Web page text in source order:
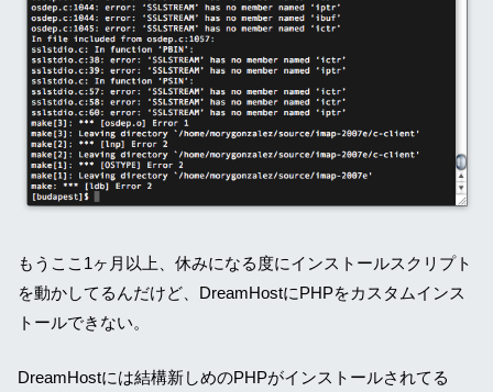
もうここ1ヶ月以上、休みになる度にインストールスクリプト
を動かしてるんだけど、DreamHostにPHPをカスタムインス
トールできない。
DreamHostには結構新しめのPHPがインストールされてる